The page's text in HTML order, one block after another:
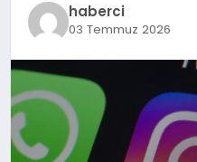
SIYASET
SPOR
YAŞAM
haberci
03 Temmuz 2026